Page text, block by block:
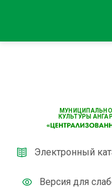
КУЛЬТУРЫ
Электронный
Версия для